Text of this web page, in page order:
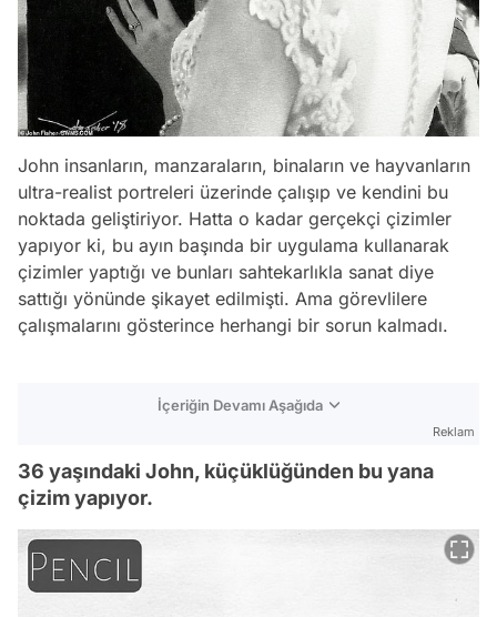
John insanların, manzaraların, binaların ve hayvanların
ultra-realist portreleri üzerinde çalışıp ve kendini bu
noktada geliştiriyor. Hatta o kadar gerçekçi çizimler
yapıyor ki, bu ayın başında bir uygulama kullanarak
çizimler yaptığı ve bunları sahtekarlıkla sanat diye
sattığı yönünde şikayet edilmişti. Ama görevlilere
çalışmalarını gösterince herhangi bir sorun kalmadı.
İçeriğin Devamı Aşağıda
Reklam
36 yaşındaki John, küçüklüğünden bu yana
çizim yapıyor.